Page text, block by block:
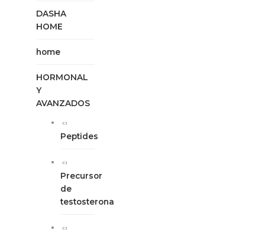
DASHA
HOME
home
HORMONAL
Y
AVANZADOS
Peptides
Precursor
de
testosterona